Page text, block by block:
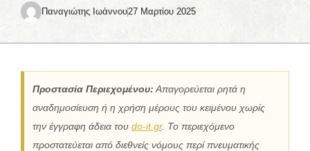
Παναγιώτης Ιωάννου27 Μαρτίου 2025
Προστασία Περιεχομένου: Απαγορεύεται ρητά η
αναδημοσίευση ή η χρήση μέρους του κειμένου χωρίς
την έγγραφη άδεια του do-it.gr. Το περιεχόμενο
προστατεύεται από διεθνείς νόμους περί πνευματικής